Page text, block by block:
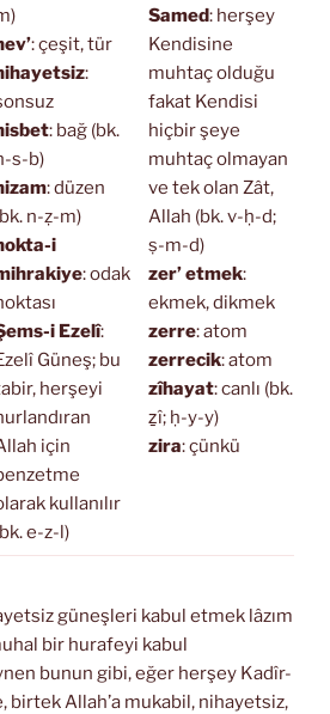
: çeşit, tür
:
: bağ (bk.
s-b)
: düzen
n-ẓ-m)
i
: odak
i Ezelî:
Güneş; bu
herşeyi
için
kullanılır
e-z-l)
Samed: herşey
Kendisine
muhtaç olduğu
fakat Kendisi
hiçbir şeye
muhtaç olmayan
ve tek olan Zât,
Allah (bk. v-ḥ-d;
ṣ-m-d)
zer’ etmek:
ekmek, dikmek
zerre: atom
zerrecik: atom
zîhayat: canlı (bk.
ẕî; ḥ-y-y)
zira: çünkü
güneşleri kabul etmek lâzım
bir hurafeyi kabul
bunun gibi, eğer herşey Kadîr-
birtek Allah’a mukabil, nihayetsiz,